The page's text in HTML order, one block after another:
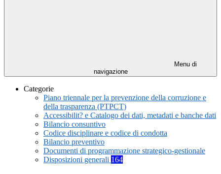
Menu di
navigazione
Categorie
Piano triennale per la prevenzione della corruzione e
della trasparenza (PTPCT)
Accessibilit? e Catalogo dei dati, metadati e banche dati
Bilancio consuntivo
Codice disciplinare e codice di condotta
Bilancio preventivo
Documenti di programmazione strategico-gestionale
Disposizioni generali 164